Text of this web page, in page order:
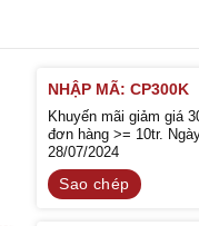
NHẬP MÃ: CP300K
Khuyến mãi giảm giá
đơn hàng >= 10tr.
28/07/2024
Sao chép